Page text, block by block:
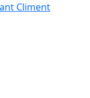
Climent